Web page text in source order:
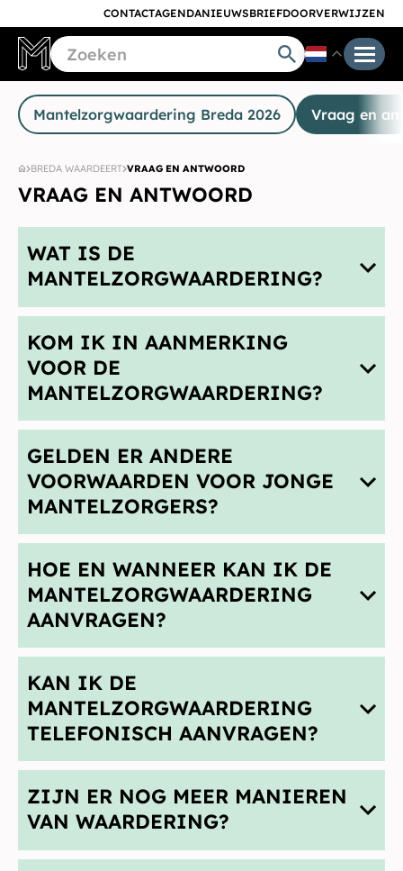
CONTACTAGENDANIEUWSBRIEFDOORVERWIJZEN
Mantelzorgwaardering Breda 2026 Vraag en
BREDA WAARDEERT VRAAG EN ANTWOORD
VRAAG EN ANTWOORD
WAT IS DE
MANTELZORGWAARDERING?
KOM IK IN AANMERKING
VOOR DE
MANTELZORGWAARDERING?
GELDEN ER ANDERE
VOORWAARDEN VOOR JONGE
MANTELZORGERS?
HOE EN WANNEER KAN IK DE
MANTELZORGWAARDERING
AANVRAGEN?
KAN IK DE
MANTELZORGWAARDERING
TELEFONISCH AANVRAGEN?
ZIJN ER NOG MEER MANIEREN
VAN WAARDERING?